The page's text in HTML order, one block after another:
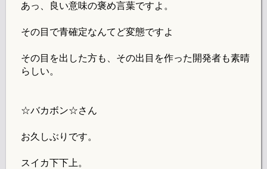
あっ、良い意味の褒め言葉ですよ。
その目で青確定なんてど変態ですよ
その目を出した方も、その出目を作った開発者も素晴
らしい。
☆バカボン☆さん
お久しぶりです。
スイカ下下上。